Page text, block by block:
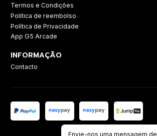
Termos e Condições
Politica de reembolso
Política de Privacidade
App G5 Arcade
INFORMAÇÃO
Contacto
Envie-nos uma mensagem de